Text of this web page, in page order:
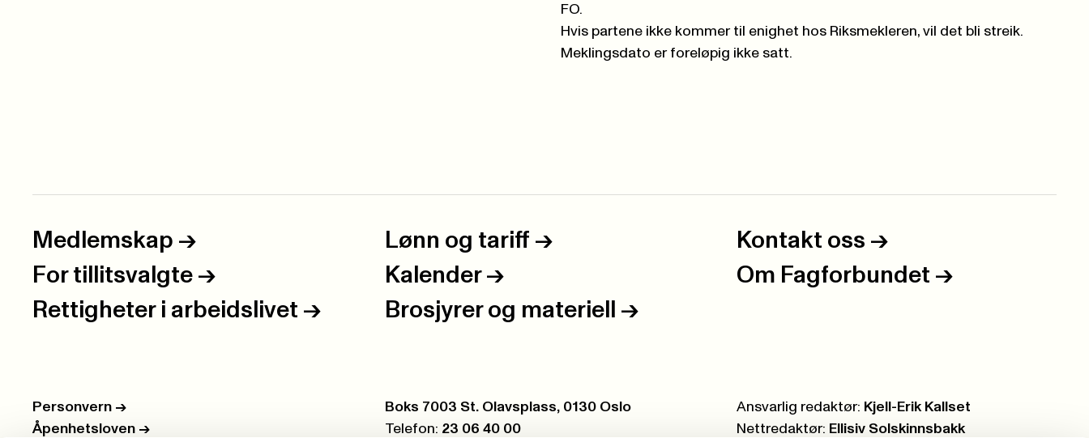
FO.
Hvis partene ikke kommer til enighet hos Riksmekleren, vil det bli streik.
Meklingsdato er foreløpig ikke satt.
Medlemskap -> Lønn og tariff -> Kontakt oss ->
For tillitsvalgte -> Kalender -> Om Fagforbundet ->
Rettigheter i arbeidslivet -> Brosjyrer og materiell ->
Personvern ->
Åpenhetsloven ->
Postboks:
Boks 7003 St. Olavsplass, 0130 Oslo
Telefon: 23 06 40 00
Ansvarlig redaktør: Kjell-Erik Kallset
Nettredaktør: Ellisiv Solskinnsbakk